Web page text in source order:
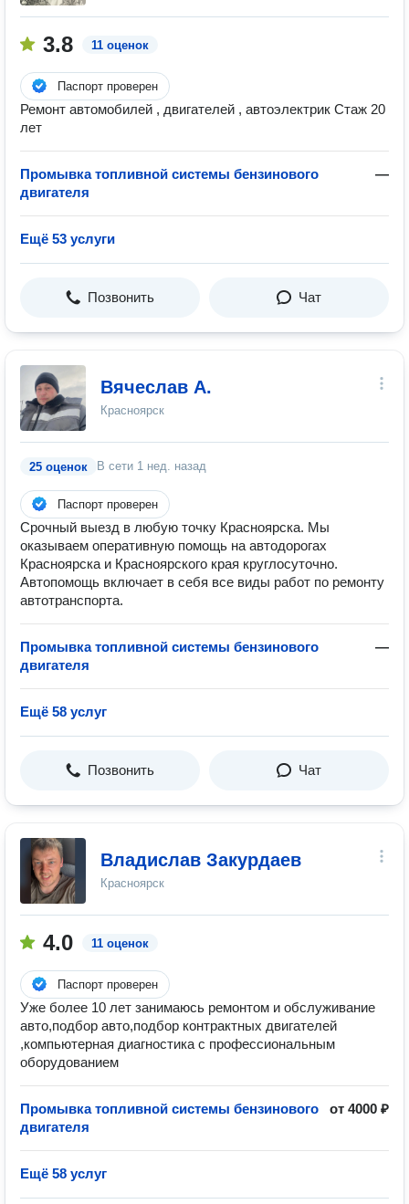
3.8 11 оценок
Паспорт проверен
Ремонт автомобилей , двигателей , автоэлектрик Стаж 20
лет
Промывка топливной системы бензинового
двигателя
—
Ещё 53 услуги
Позвонить Чат
Вячеслав А.
Красноярск
25 оценок В сети 1 нед. назад
Паспорт проверен
Срочный выезд в любую точку Красноярска. Мы
оказываем оперативную помощь на автодорогах
Красноярска и Красноярского края круглосуточно.
Автопомощь включает в себя все виды работ по ремонту
автотранспорта.
Промывка топливной системы бензинового
двигателя
—
Ещё 58 услуг
Позвонить Чат
Владислав Закурдаев
Красноярск
4.0 11 оценок
Паспорт проверен
Уже более 10 лет занимаюсь ремонтом и обслуживание
авто,подбор авто,подбор контрактных двигателей
,компьютерная диагностика с профессиональным
оборудованием
Промывка топливной системы бензинового
двигателя
от 4000 ₽
Ещё 58 услуг